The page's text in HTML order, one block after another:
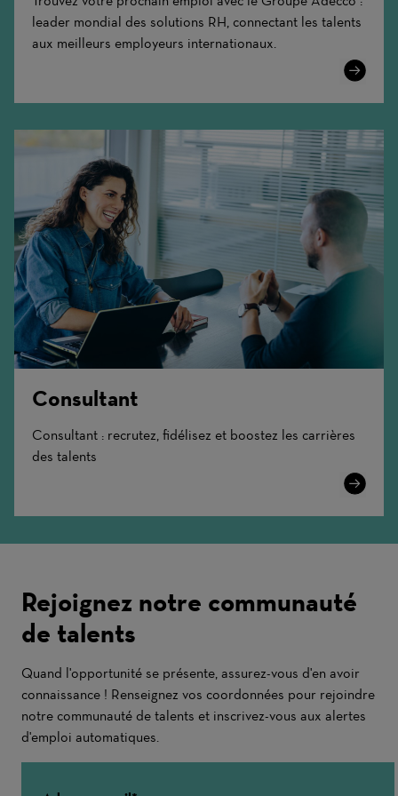
leader mondial des solutions RH, connectant les talents
aux meilleurs employeurs internationaux.
Learn
Consultant
Consultant : recrutez, fidélisez et boostez les carrières
des talents
Learn
Rejoignez notre communauté
de talents
Quand l'opportunité se présente, assurez-vous d'en avoir
connaissance ! Renseignez vos coordonnées pour rejoindre
notre communauté de talents et inscrivez-vous aux alertes
d'emploi automatiques.